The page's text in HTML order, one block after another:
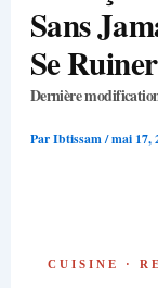
Sans
Se Ruiner
Dernière
ParIbtissam/mai 17,
CUISINE ·